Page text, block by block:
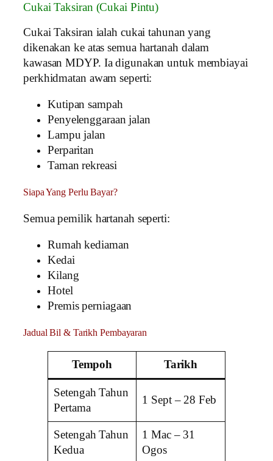
Cukai Taksiran (Cukai Pintu)
Cukai Taksiran ialah cukai tahunan yang
dikenakan ke atas semua hartanah dalam
kawasan MDYP. Ia digunakan untuk membiayai
perkhidmatan awam seperti:
Kutipan sampah
Penyelenggaraan jalan
Lampu jalan
Perparitan
Taman rekreasi
Siapa Yang Perlu Bayar?
Semua pemilik hartanah seperti:
Rumah kediaman
Kedai
Kilang
Hotel
Premis perniagaan
Jadual Bil & Tarikh Pembayaran
Tempoh Tarikh
Setengah Tahun
Pertama
1 Sept – 28 Feb
Setengah Tahun
Kedua
1 Mac – 31
Ogos